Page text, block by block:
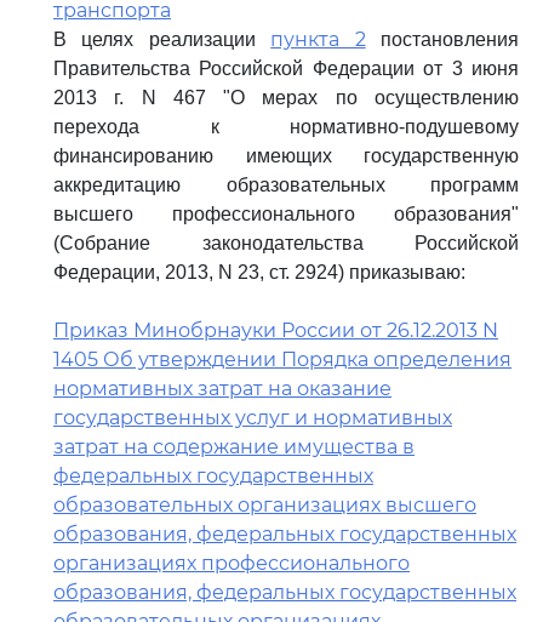
транспорта
В целях реализации пункта 2 постановления
Правительства Российской Федерации от 3 июня
2013 г. N 467 "О мерах по осуществлению
перехода к нормативно-подушевому
финансированию имеющих государственную
аккредитацию образовательных программ
высшего профессионального образования"
(Собрание законодательства Российской
Федерации, 2013, N 23, ст. 2924) приказываю:
Приказ Минобрнауки России от 26.12.2013 N
1405 Об утверждении Порядка определения
нормативных затрат на оказание
государственных услуг и нормативных
затрат на содержание имущества в
федеральных государственных
образовательных организациях высшего
образования, федеральных государственных
организациях профессионального
образования, федеральных государственных